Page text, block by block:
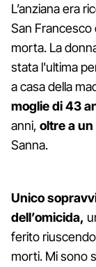
L’anziana era
San
morta. La
stata l'ultima
a casa della
moglie di 43
anni, oltre a
Sanna.
Unico
dell’omicida,
ferito
morti. Mi sono